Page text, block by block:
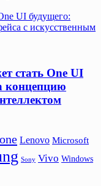
UI будущего:
с искусственным
стать One UI
концепцию
Lenovo Microsoft
Sony Vivo Windows